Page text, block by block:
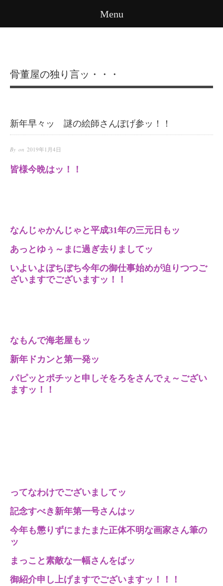
Menu
骨董屋の独り言ッ・・・
新年早々ッ 謎の絵師さんぽげ参ッ！！
By on 2019年1月4日
皆様今晩はッ！！
なんじゃかんじゃと平成31年の三元日もッ
あっとゆぅ～まに過ぎ去りましてッ
いよいよぼちぼち今年の御仕事始めが迫りつつご
ざいますでございますッ！！
なもんで海老屋もッ
新年ドカンと第一発ッ
パピッとポチッと申しそをろをさんでぇ～ござい
ますッ！！
ってなわけでございましてッ
記念すべき新年第一号さんはッ
今年も懲りずにまたまた正体不明な画家さん筆の
ッ
まっこと素敵な一幅さんをばッ
御紹介申し上げますでございますッ！！！